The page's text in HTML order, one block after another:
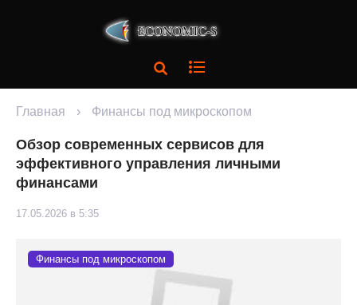
Главная › Финансы под микроскопом
Обзор современных сервисов для
эффективного управления личными
финансами
17.05.2026 в 5:35
Финансы под микроскопом